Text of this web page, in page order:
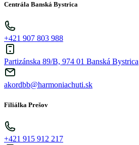
Centrála Banská Bystrica
+421 907 803 988
Partizánska 89/B, 974 01 Banská Bystrica
akordbb@harmoniachuti.sk
Filiálka Prešov
+421 915 912 217